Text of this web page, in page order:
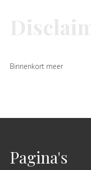
Binnenkort meer
Pagina's